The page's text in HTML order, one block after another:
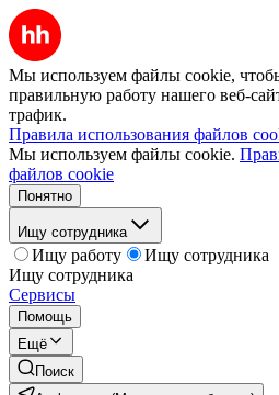
Мы используем файлы cookie,
правильную работу нашего веб-
трафик.
Правила использования файлов
Мы используем файлы cookie.
файлов cookie
Понятно
Ищу сотрудника
Ищу работу
Ищу сотрудника
Ищу сотрудника
Сервисы
Помощь
Ещё
Поиск